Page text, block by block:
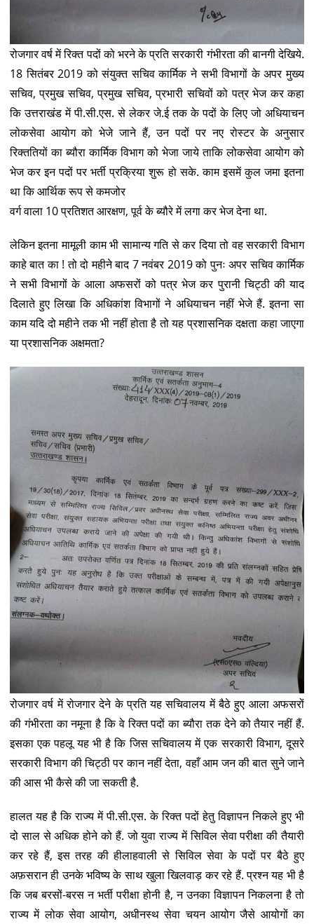
रोजगार वर्ष में रिक्त पदों को भरने के प्रति सरकारी गंभीरता की बानगी देखिये.
18 सितंबर 2019 को संयुक्त सचिव कार्मिक ने सभी विभागों के अपर मुख्य
सचिव, प्रमुख सचिव, प्रमुख सचिव, प्रभारी सचिवों को पत्र भेज कर कहा
कि उत्तराखंड में पी.सी.एस. से लेकर जे.ई तक के पदों के लिए जो अधियाचन
लोकसेवा आयोग को भेजे जाने हैं, उन पदों पर नए रोस्टर के अनुसार
रिक्ततियों का ब्यौरा कार्मिक विभाग को भेजा जाये ताकि लोकसेवा आयोग को
भेज कर इन पदों पर भर्ती प्रक्रिया शुरू हो सके. काम इसमें कुल जमा इतना
था कि आर्थिक रूप से कमजोर
वर्ग वाला 10 प्रतिशत आरक्षण, पूर्व के ब्यौरे में लगा कर भेज देना था.
लेकिन इतना मामूली काम भी सामान्य गति से कर दिया तो वह सरकारी विभाग
काहे बात का ! तो दो महीने बाद 7 नवंबर 2019 को पुनः अपर सचिव कार्मिक
ने सभी विभागों के आला अफसरों को पत्र भेज कर पुरानी चिट्ठी की याद
दिलाते हुए लिखा कि अधिकांश विभागों ने अधियाचन नहीं भेजे हैं. इतना सा
काम यदि दो महीने तक भी नहीं होता है तो यह प्रशासनिक दक्षता कहा जाएगा
या प्रशासनिक अक्षमता?
रोजगार वर्ष में रोजगार देने के प्रति यह सचिवालय में बैठे हुए आला अफसरों
की गंभीरता का नमूना है कि वे रिक्त पदों का ब्यौरा तक देने को तैयार नहीं हैं.
इसका एक पहलू यह भी है कि जिस सचिवालय में एक सरकारी विभाग, दूसरे
सरकारी विभाग की चिट्ठी पर कान नहीं देता, वहाँ आम जन की बात सुने जाने
की आस भी कैसे की जा सकती है.
हालत यह है कि राज्य में पी.सी.एस. के रिक्त पदों हेतु विज्ञापन निकले हुए भी
दो साल से अधिक होने को हैं. जो युवा राज्य में सिविल सेवा परीक्षा की तैयारी
कर रहे हैं, इस तरह की हीलाहवाली से सिविल सेवा के पदों पर बैठे हुए
अफ़सरान ही उनके भविष्य के साथ खुला खिलवाड़ कर रहे हैं. प्रश्न यह भी है
कि जब बरसों-बरस न भर्ती परीक्षा होनी है, न उनका विज्ञापन निकलना है तो
राज्य में लोक सेवा आयोग, अधीनस्थ सेवा चयन आयोग जैसे आयोगों का